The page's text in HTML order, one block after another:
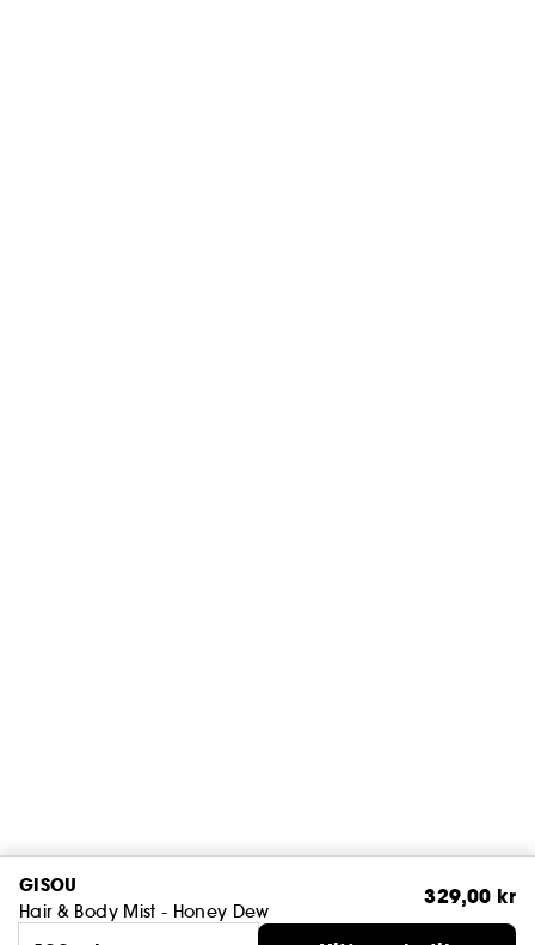
GISOU
Hair & Body Mist - Honey Dew
329,00 kr